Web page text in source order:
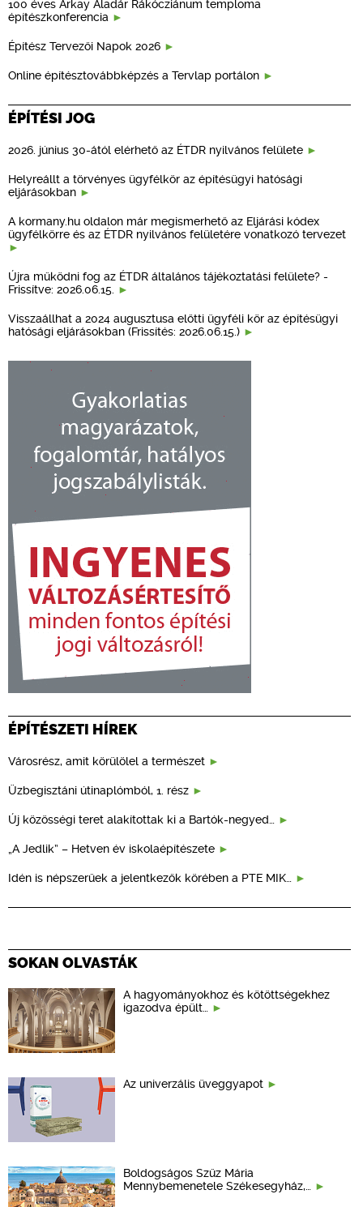
100 éves Árkay Aladár Rákócziánum temploma
építészkonferencia
Építész Tervezői Napok 2026
Online építésztovábbképzés a Tervlap portálon
ÉPÍTÉSI JOG
2026. június 30-ától elérhető az ÉTDR nyilvános felülete
Helyreállt a törvényes ügyfélkör az építésügyi hatósági
eljárásokban
A kormany.hu oldalon már megismerhető az Eljárási kódex
ügyfélkörre és az ÉTDR nyilvános felületére vonatkozó tervezet
Újra működni fog az ÉTDR általános tájékoztatási felülete? -
Frissítve: 2026.06.15.
Visszaállhat a 2024 augusztusa előtti ügyféli kör az építésügyi
hatósági eljárásokban (Frissítés: 2026.06.15.)
ÉPÍTÉSZETI HÍREK
Városrész, amit körülölel a természet
Üzbegisztáni útinaplómból, 1. rész
Új közösségi teret alakítottak ki a Bartók-negyed…
„A Jedlik” – Hetven év iskolaépítészete
Idén is népszerűek a jelentkezők körében a PTE MIK…
SOKAN OLVASTÁK
A hagyományokhoz és kötöttségekhez
igazodva épült…
Az univerzális üveggyapot
Boldogságos Szűz Mária
Mennybemenetele Székesegyház,…